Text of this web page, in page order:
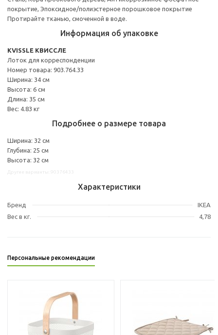
покрытие, Эпоксидное/полиэстерное порошковое покрытие
Протирайте тканью, смоченной в воде.
Информация об упаковке
KVISSLE КВИССЛЕ
Лоток для корреспонденции
Номер товара: 903.764.33
Ширина: 34 см
Высота: 6 см
Длина: 35 см
Вес: 4.83 кг
Подробнее о размере товара
Ширина: 32 см
Глубина: 25 см
Высота: 32 см
Характеристики
Бренд
IKEA
Вес в кг.
4,78
Персональные рекомендации